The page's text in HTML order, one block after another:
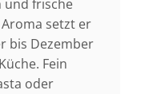
und frische
setzt er
bis Dezember
Fein
oder